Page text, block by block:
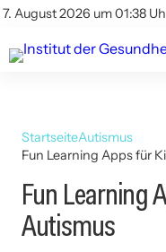
7. August 2026 um 01:38
Kontakt
Kontakt
AGBs
StartseiteAutismus
Fun Learning Apps für
Fun Learning
Autismus